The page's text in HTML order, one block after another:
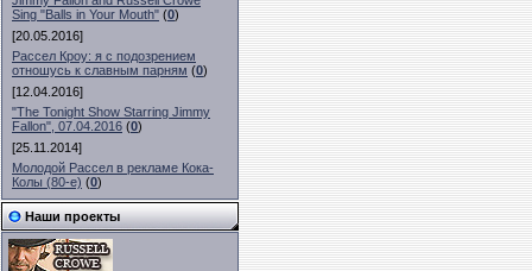
Sing "Balls in Your Mouth" (0)
[20.05.2016]
Рассел Кроу: я с подозрением
отношусь к славным парням (0)
[12.04.2016]
"The Tonight Show Starring Jimmy
Fallon", 07.04.2016 (0)
[25.11.2014]
Молодой Рассел в рекламе Кока-
Колы (80-е) (0)
Наши проекты